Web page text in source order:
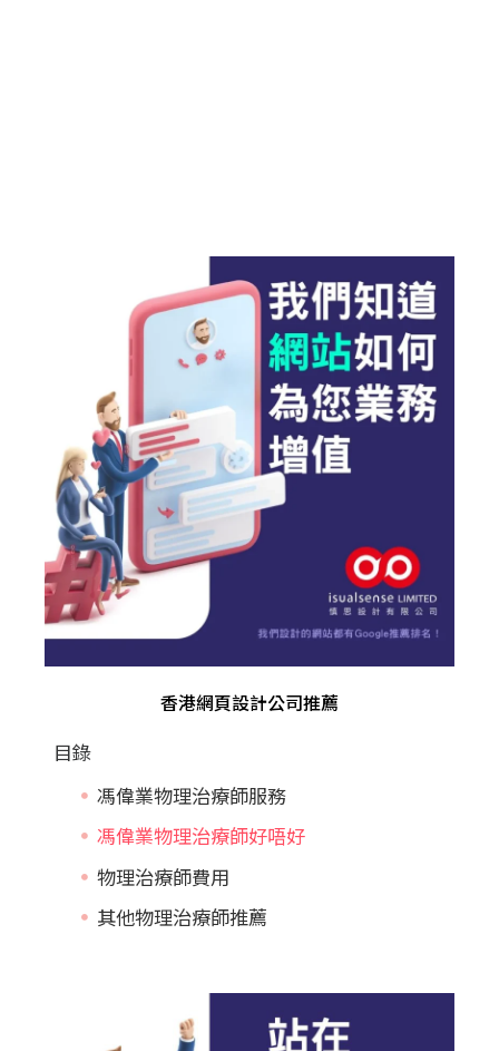
香港網頁設計公司推薦
目錄
馮偉業物理治療師服務
馮偉業物理治療師好唔好
物理治療師費用
其他物理治療師推薦